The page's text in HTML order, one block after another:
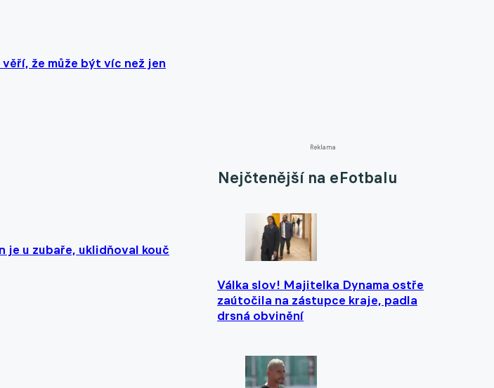
že může být víc než jen
je u zubaře, uklidňoval kouč
Reklama
Nejčtenější na eFotbalu
Válka slov! Majitelka Dynama ostře
zaútočila na zástupce kraje, padla
drsná obvinění